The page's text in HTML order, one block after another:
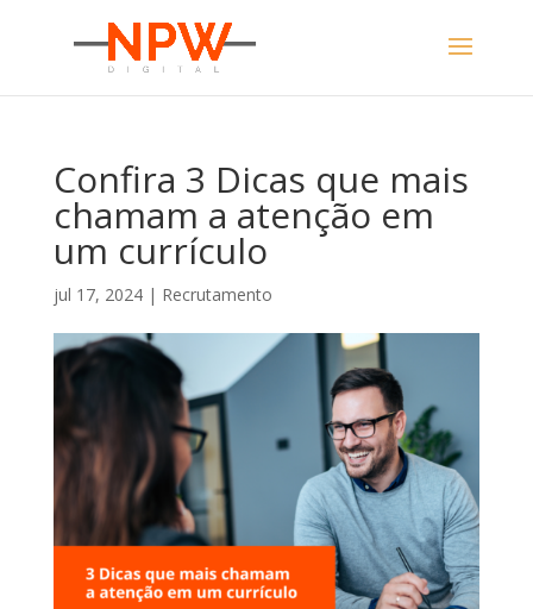
Confira 3 Dicas que mais
chamam a atenção em
um currículo
jul 17, 2024| Recrutamento